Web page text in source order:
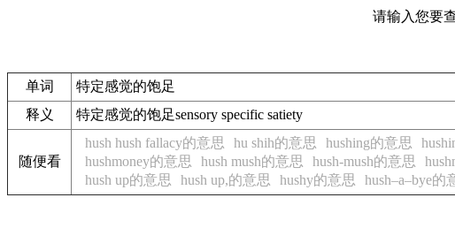
请输入您要
单词
特定感觉的饱足
释义
特定感觉的饱足sensory specific satiety
随便看
hush hush fallacy的意思 hu shih的意思 hushing的意思
hushmoney的意思
hush mush的意思 hush-mush的意思
hush up的意思
hush up,的意思 hushy的意思 hush–a–bye的